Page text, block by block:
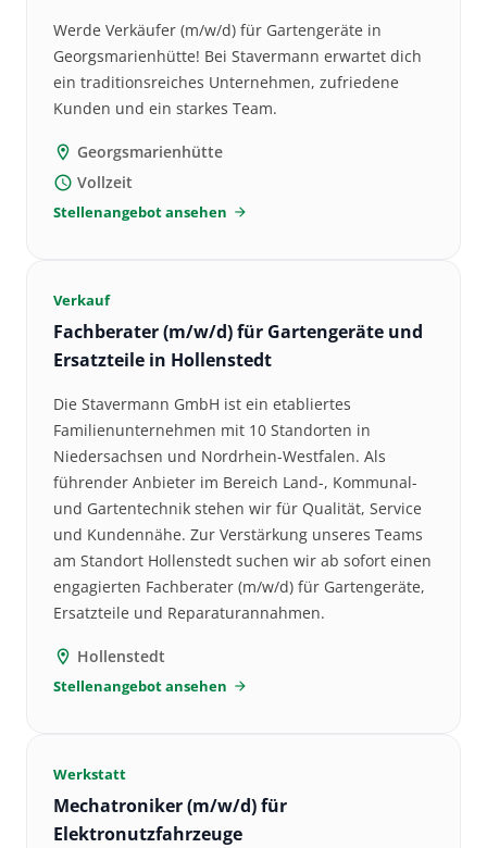
Werde Verkäufer (m/w/d) für Gartengeräte in
Georgsmarienhütte! Bei Stavermann erwartet dich
ein traditionsreiches Unternehmen, zufriedene
Kunden und ein starkes Team.
location_on Georgsmarienhütte
schedule Vollzeit
Stellenangebot ansehen arrow_forward
Verkauf
Fachberater (m/w/d) für Gartengeräte und
Ersatzteile in Hollenstedt
Die Stavermann GmbH ist ein etabliertes
Familienunternehmen mit 10 Standorten in
Niedersachsen und Nordrhein-Westfalen. Als
führender Anbieter im Bereich Land-, Kommunal-
und Gartentechnik stehen wir für Qualität, Service
und Kundennähe. Zur Verstärkung unseres Teams
am Standort Hollenstedt suchen wir ab sofort einen
engagierten Fachberater (m/w/d) für Gartengeräte,
Ersatzteile und Reparaturannahmen.
location_on Hollenstedt
Stellenangebot ansehen arrow_forward
Werkstatt
Mechatroniker (m/w/d) für
Elektronutzfahrzeuge